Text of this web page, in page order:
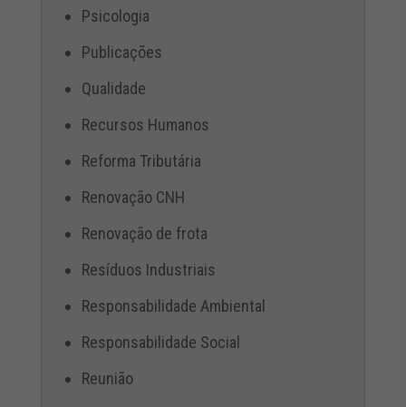
Psicologia
Publicações
Qualidade
Recursos Humanos
Reforma Tributária
Renovação CNH
Renovação de frota
Resíduos Industriais
Responsabilidade Ambiental
Responsabilidade Social
Reunião